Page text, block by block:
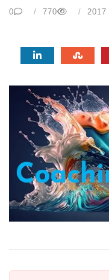
770
0